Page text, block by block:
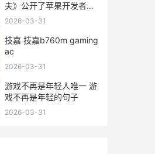
夫》公开了苹果开发者大
会 necromancy～エミリ
2026-03-31
技嘉 技嘉b760m gaming
ac
2026-03-31
游戏不再是年轻人唯一 游
戏不再是年轻的句子
2026-03-31